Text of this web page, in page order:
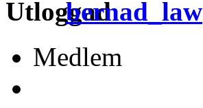
bernad_law
Medlem